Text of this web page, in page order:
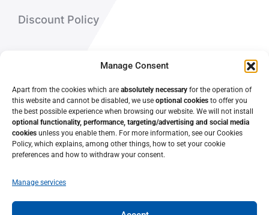
Manage Consent
Apart from the cookies which are absolutely necessary for the operation of
this website and cannot be disabled, we use optional cookies to offer you
the best possible experience when browsing our website. We will not install
optional functionality, performance, targeting/advertising and social media
cookies unless you enable them. For more information, see our Cookies
Policy, which explains, among other things, how to set your cookie
preferences and how to withdraw your consent.
Manage services
Discount Policy
Contact Us